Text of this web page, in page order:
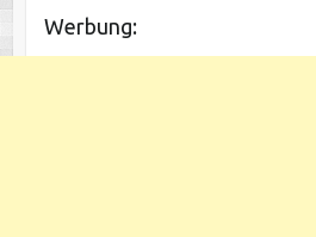
Werbung: